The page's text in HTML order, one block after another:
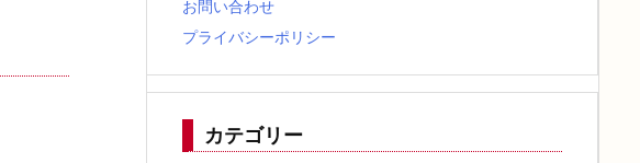
お問い合わせ
プライバシーポリシー
カテゴリー